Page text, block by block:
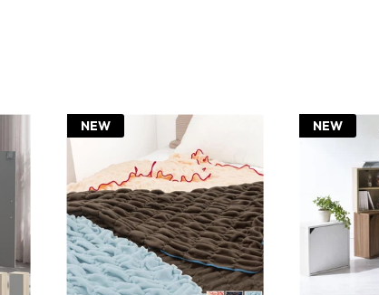
NEW NEW